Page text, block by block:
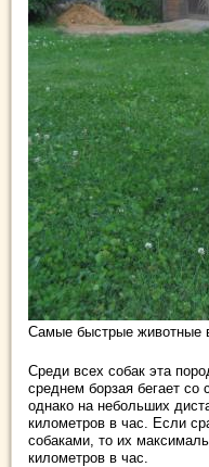
Самые быстрые животные
Среди всех собак эта
среднем борзая бегает со
однако на небольших
километров в час. Если
собаками, то их
километров в час.